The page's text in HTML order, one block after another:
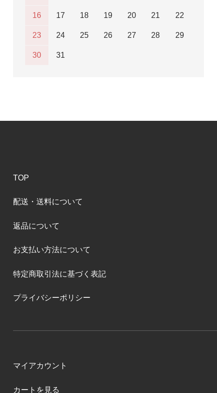
16 17 18 19 20 21 22
23 24 25 26 27 28 29
30 31
TOP
配送・送料について
返品について
お支払い方法について
特定商取引法に基づく表記
プライバシーポリシー
マイアカウント
カートを見る